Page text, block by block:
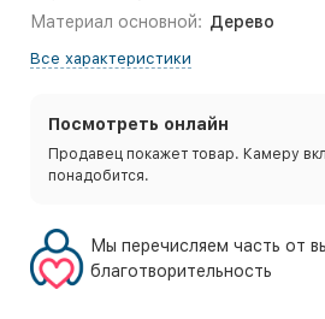
Материал основной: Дерево
Все характеристики
Посмотреть онлайн
Продавец покажет товар. Камеру
понадобится.
Мы перечисляем часть от
благотворительность